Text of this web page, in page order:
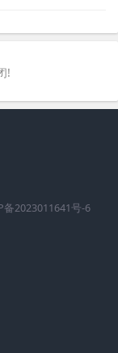
!
备2023011641号-6